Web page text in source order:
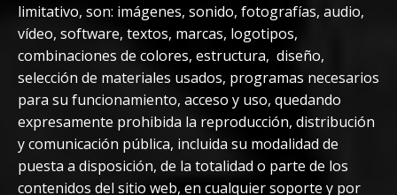
limitativo, son: imágenes, sonido, fotografías, audio,
vídeo, software, textos, marcas, logotipos,
combinaciones de colores, estructura, diseño,
selección de materiales usados, programas necesarios
para su funcionamiento, acceso y uso, quedando
expresamente prohibida la reproducción, distribución
y comunicación pública, incluida su modalidad de
puesta a disposición, de la totalidad o parte de los
contenidos del sitio web, en cualquier soporte y por